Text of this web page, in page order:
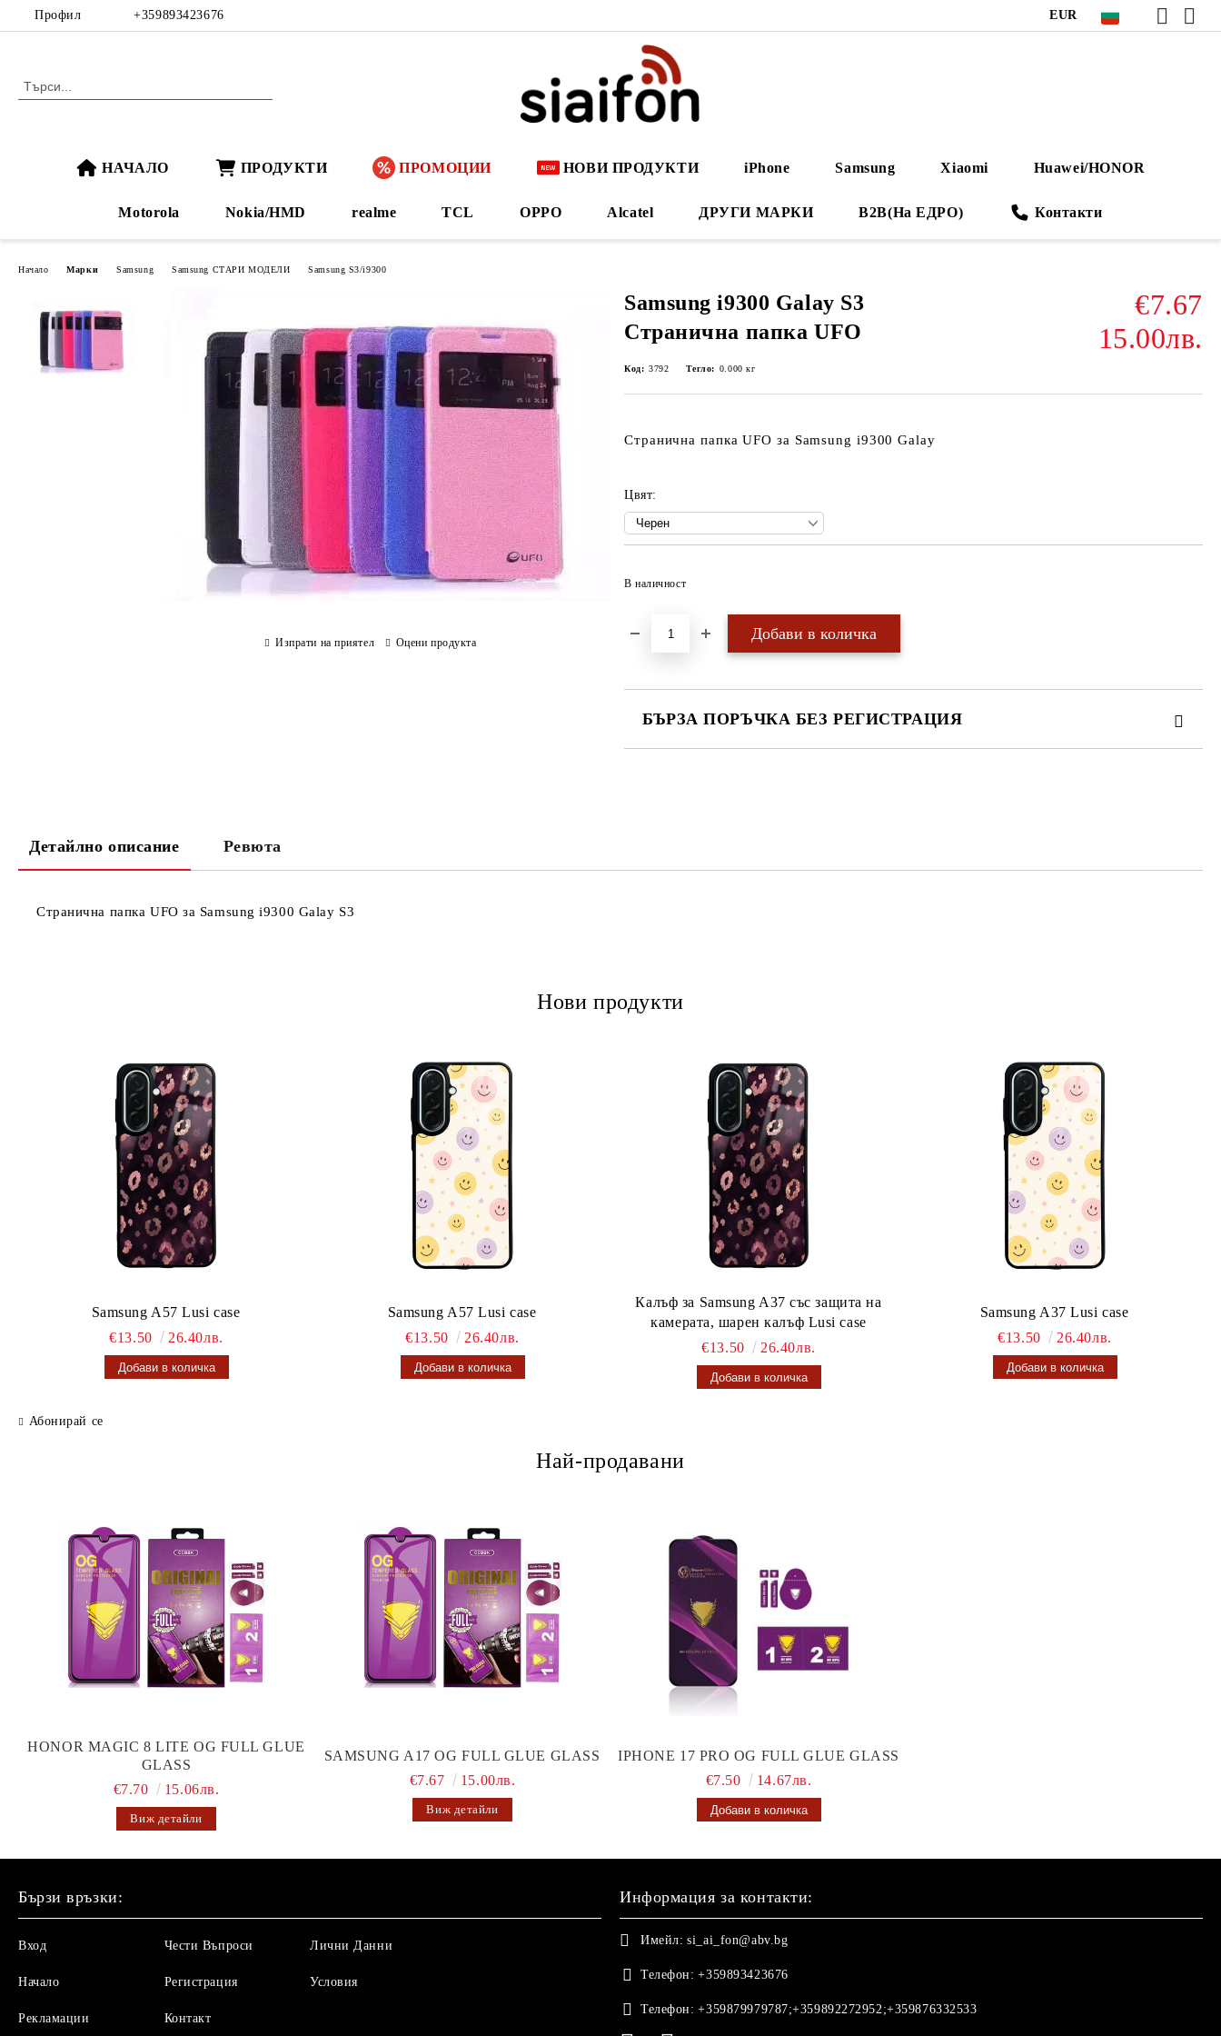
Профил +359893423676 EUR
НАЧАЛО ПРОДУКТИ ПРОМОЦИИ НОВИ ПРОДУКТИ iPhone Samsung Xiaomi Huawei/HONOR
Motorola Nokia/HMD realme TCL OPPO Alcatel ДРУГИ МАРКИ B2B(На ЕДРО) Контакти
Начало Марки Samsung Samsung СТАРИ МОДЕЛИ Samsung S3/i9300
Samsung i9300 Galay S3
Странична папка UFO
€7.67
15.00лв.
Код: 3792 Тегло: 0.000 кг
Странична папка UFO за Samsung i9300 Galay
Цвят:
В наличност
БЪРЗА ПОРЪЧКА БЕЗ РЕГИСТРАЦИЯ
Изпрати на приятел Оцени продукта
Детайлно описание Ревюта
Странична папка UFO за Samsung i9300 Galay S3
Нови продукти
Samsung A57 Lusi case
€13.50
26.40лв.
Samsung A57 Lusi case
€13.50
26.40лв.
Калъф за Samsung A37 със защита на
камерата, шарен калъф Lusi case
€13.50
26.40лв.
Samsung A37 Lusi case
€13.50
26.40лв.
Абонирай се
Най-продавани
HONOR MAGIC 8 LITE OG FULL GLUE
GLASS
€7.70
15.06лв.
Виж детайли
SAMSUNG A17 OG FULL GLUE GLASS
€7.67
15.00лв.
Виж детайли
IPHONE 17 PRO OG FULL GLUE GLASS
€7.50
14.67лв.
Бързи връзки:
Вход
Начало
Рекламации
Чести Въпроси
Регистрация
Контакт
Лични Данни
Условия
Информация за контакти:
Имейл: si_ai_fon@abv.bg
Телефон: +359893423676
Телефон: +359879979787;+359892272952;+359876332533